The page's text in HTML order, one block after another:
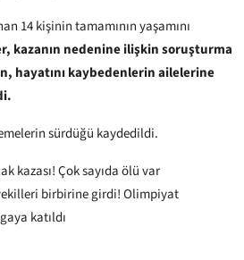
14 kişinin tamamının yaşamını
kazanın nedenine ilişkin soruşturma
hayatını kaybedenlerin ailelerine
sürdüğü kaydedildi.
kazası! Çok sayıda ölü var
birbirine girdi! Olimpiyat
katıldı